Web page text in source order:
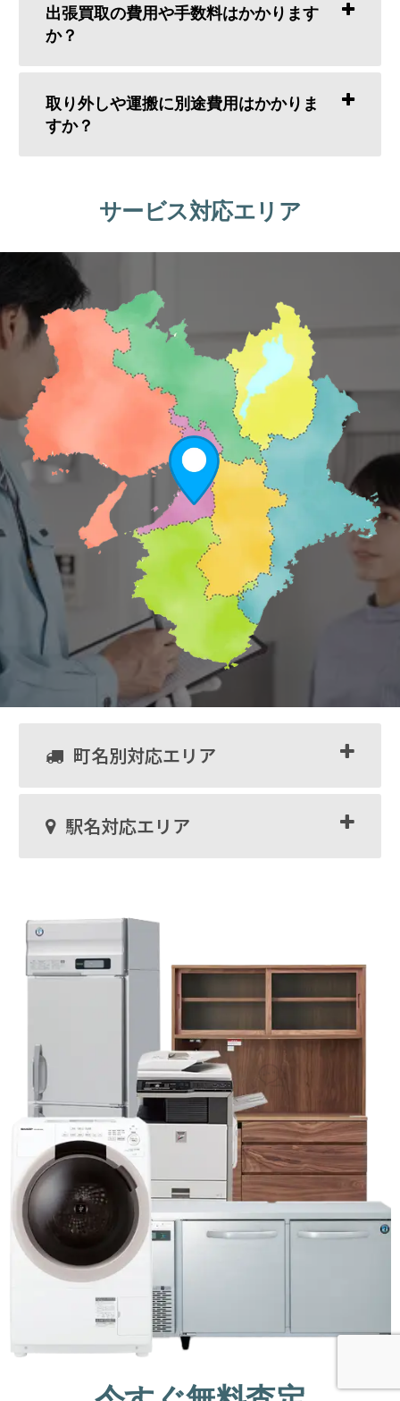
出張買取の費用や手数料はかかります
か？
取り外しや運搬に別途費用はかかりま
すか？
サービス対応エリア
町名別対応エリア
駅名対応エリア